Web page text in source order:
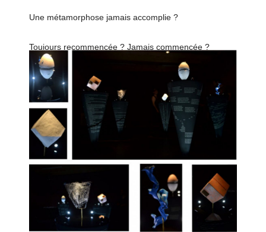
Une métamorphose jamais accomplie ?
Toujours recommencée ? Jamais commencée ?